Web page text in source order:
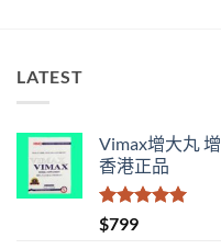
LATEST
Vimax增大丸
香港正品
評分
滿分 5
$799